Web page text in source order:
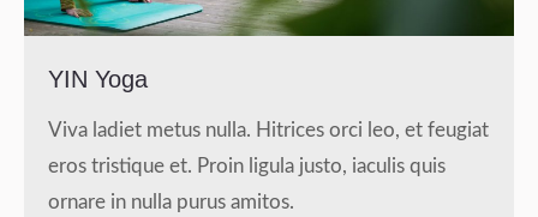
YIN Yoga
Viva ladiet metus nulla. Hitrices orci leo, et feugiat
eros tristique et. Proin ligula justo, iaculis quis
ornare in nulla purus amitos.